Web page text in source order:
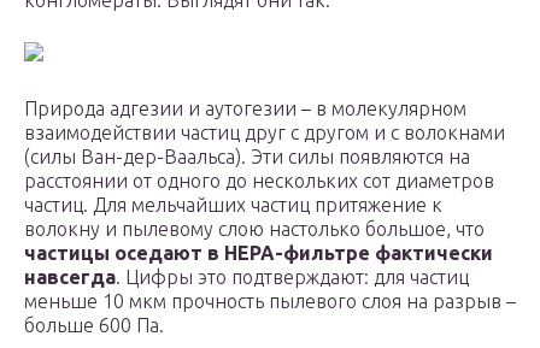
Природа адгезии и аутогезии – в молекулярном
взаимодействии частиц друг с другом и с волокнами
(силы Ван-дер-Ваальса). Эти силы появляются на
расстоянии от одного до нескольких сот диаметров
частиц. Для мельчайших частиц притяжение к
волокну и пылевому слою настолько большое, что
частицы оседают в HEPA-фильтре фактически
навсегда. Цифры это подтверждают: для частиц
меньше 10 мкм прочность пылевого слоя на разрыв –
больше 600 Па.